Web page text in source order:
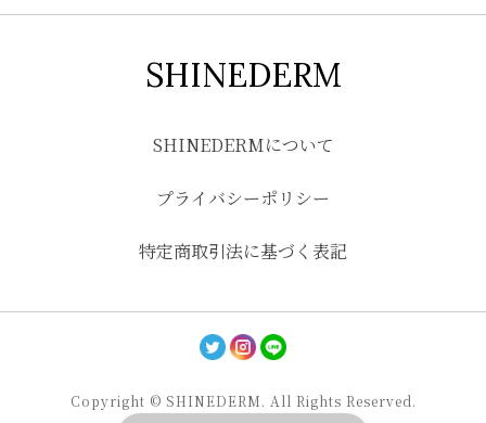
SHINEDERM
SHINEDERMについて
プライバシーポリシー
特定商取引法に基づく表記
Copyright © SHINEDERM. All Rights Reserved.